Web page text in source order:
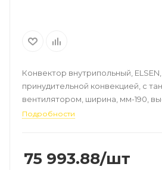
Конвектор внутрипольный, ELSEN,
принудительной конвекцией, с
вентилятором, ширина, мм-190,
мм-2250, регулирование-плавное,
вентилятора, %-60/80/100,
(90/70/20°C)-2105
Подробности
75 993.88/шт